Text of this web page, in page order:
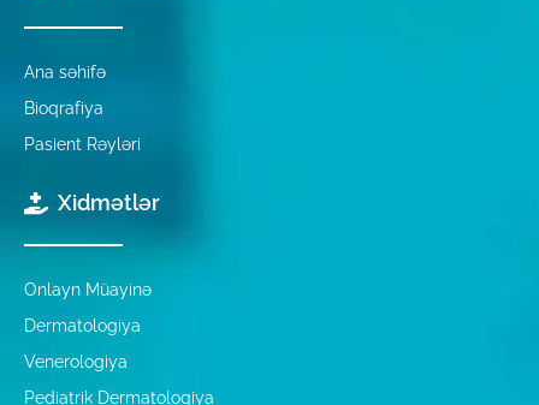
Ana səhifə
Bioqrafiya
Pasient Rəyləri
Xidmətlər
Onlayn Müayinə
Dermatologiya
Venerologiya
Pediatrik Dermatologiya